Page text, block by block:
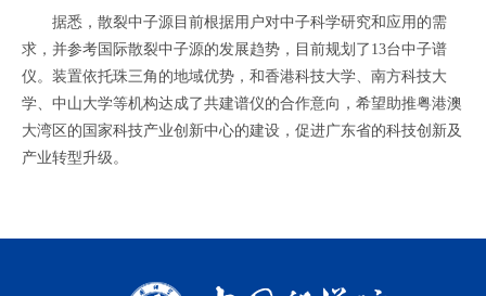
据悉，散裂中子源目前根据用户对中子科学研究和应用的需
求，并参考国际散裂中子源的发展趋势，目前规划了13台中子谱
仪。装置依托珠三角的地域优势，和香港科技大学、南方科技大
学、中山大学等机构达成了共建谱仪的合作意向，希望助推粤港澳
大湾区的国家科技产业创新中心的建设，促进广东省的科技创新及
产业转型升级。